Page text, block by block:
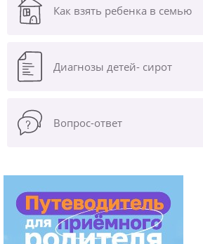
Как взять ребенка в семью
Диагнозы детей- сирот
Вопрос-ответ